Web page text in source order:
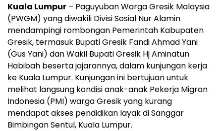
Kuala Lumpur – Paguyuban Warga Gresik Malaysia
(PWGM) yang diwakili Divisi Sosial Nur Alamin
mendampingi rombongan Pemerintah Kabupaten
Gresik, termasuk Bupati Gresik Fandi Ahmad Yani
(Gus Yani) dan Wakil Bupati Gresik Hj Aminatun
Habibah beserta jajarannya, dalam kunjungan kerja
ke Kuala Lumpur. Kunjungan ini bertujuan untuk
melihat langsung kondisi anak-anak Pekerja Migran
Indonesia (PMI) warga Gresik yang kurang
mendapat akses pendidikan layak di Sanggar
Bimbingan Sentul, Kuala Lumpur.